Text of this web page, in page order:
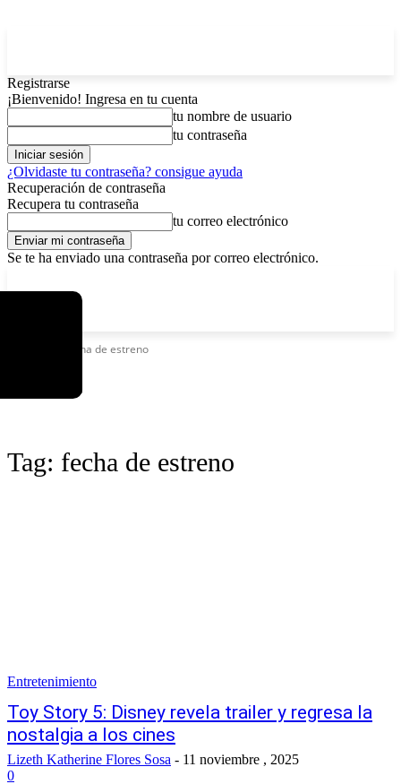
Registrarse
¡Bienvenido! Ingresa en tu cuenta
tu nombre de usuario
tu contraseña
¿Olvidaste tu contraseña? consigue ayuda
Recuperación de contraseña
Recupera tu contraseña
tu correo electrónico
Se te ha enviado una contraseña por correo electrónico.
Fecha de estreno
Tag: fecha de estreno
Entretenimiento
Toy Story 5: Disney revela trailer y regresa la
nostalgia a los cines
Lizeth Katherine Flores Sosa - 11 noviembre , 2025
0